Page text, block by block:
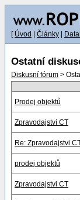
[ Úvod Články
Ostatní
Diskusní fórum >
Prodej objektů
Zpravodajství CT
Re: Zpravodajstvi
prodej objektů
Zpravodajstvi CT